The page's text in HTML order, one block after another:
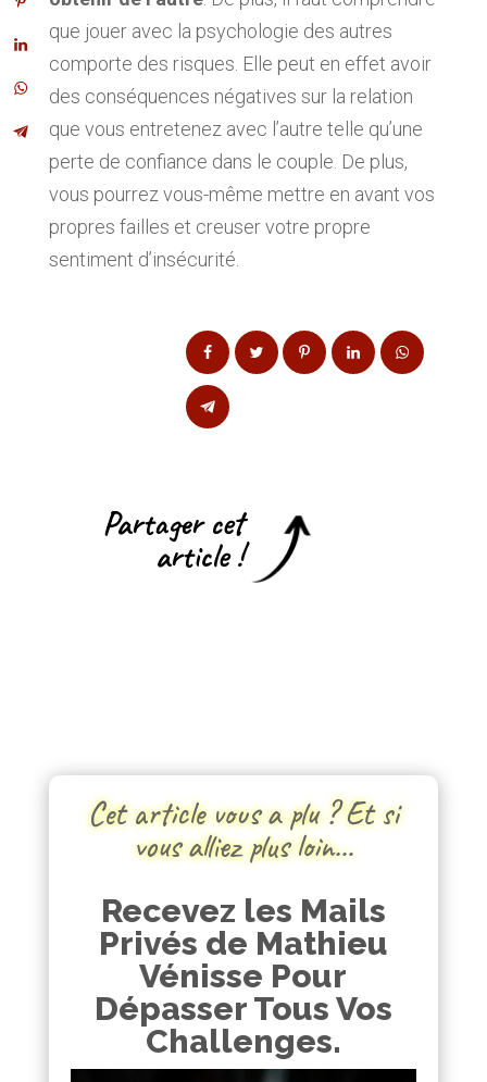
que jouer avec la psychologie des autres
comporte des risques. Elle peut en effet avoir
des conséquences négatives sur la relation
que vous entretenez avec l’autre telle qu’une
perte de confiance dans le couple. De plus,
vous pourrez vous-même mettre en avant vos
propres failles et creuser votre propre
sentiment d’insécurité.
Partager cet
article !
Cet article vous a plu ? Et si
vous alliez plus loin…
Recevez les Mails
Privés de Mathieu
Vénisse Pour
Dépasser Tous Vos
Challenges.